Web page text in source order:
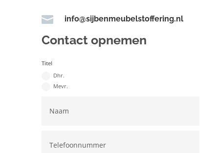
 info@sijbenmeubelstoffering.nl
Contact opnemen
Titel
Dhr.
Mevr.